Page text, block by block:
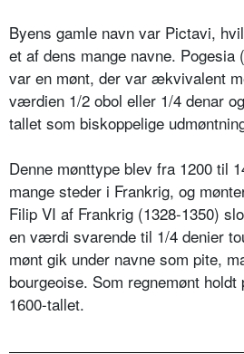
Byens gamle navn var Pictavi,
et af dens mange navne. Pogesia
var en mønt, der var ækvivalent
værdien 1/2 obol eller 1/4 denar
tallet som biskoppelige
Denne mønttype blev fra 1200 til
mange steder i Frankrig, og
Filip VI af Frankrig (1328-1350)
en værdi svarende til 1/4 denier
mønt gik under navne som pite,
bourgeoise. Som regnemønt
1600-tallet.